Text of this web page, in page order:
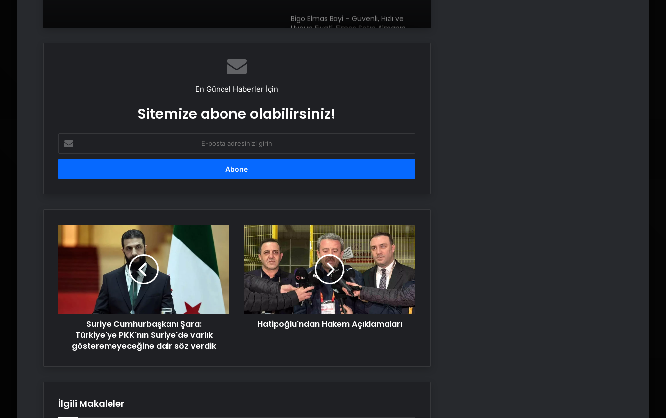
Bigo Elmas Bayi – Güvenli, Hızlı ve
Uygun Fiyatlı Elmas Satın Almanın
Evlilik Okulu Programı Tamamlandı
Engelsiz Filmler Festivali’nin odağı 21.
yüzyıl
Nişantaşı Üniversitesi’nden 2026 YKS
Adaylarına Çifte Güvence: Sabit
Ücret ve Kesintisiz Burs
Serjoy : Dijital Medya Ajansı, Google
En Güncel Haberler İçin
Sitemize abone olabilirsiniz!
posta
adresinizi
Şara:
varlık
gösteremeyeceğine
dair
verdik
Suriye Cumhurbaşkanı Şara:
Türkiye'ye PKK'nın Suriye'de varlık
gösteremeyeceğine dair söz verdik
Hatipoğlu'ndan
Hakem
Açıklamaları
Hatipoğlu'ndan Hakem Açıklamaları
İlgili Makaleler